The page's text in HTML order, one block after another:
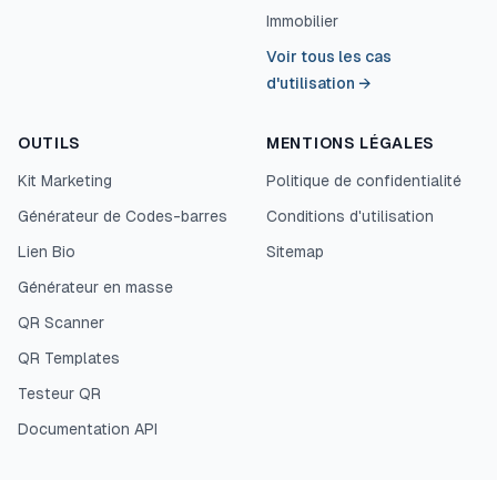
Immobilier
Voir tous les cas
d'utilisation →
OUTILS
Kit Marketing
Générateur de Codes-barres
Lien Bio
Générateur en masse
QR Scanner
QR Templates
Testeur QR
Documentation API
MENTIONS LÉGALES
Politique de confidentialité
Conditions d'utilisation
Sitemap